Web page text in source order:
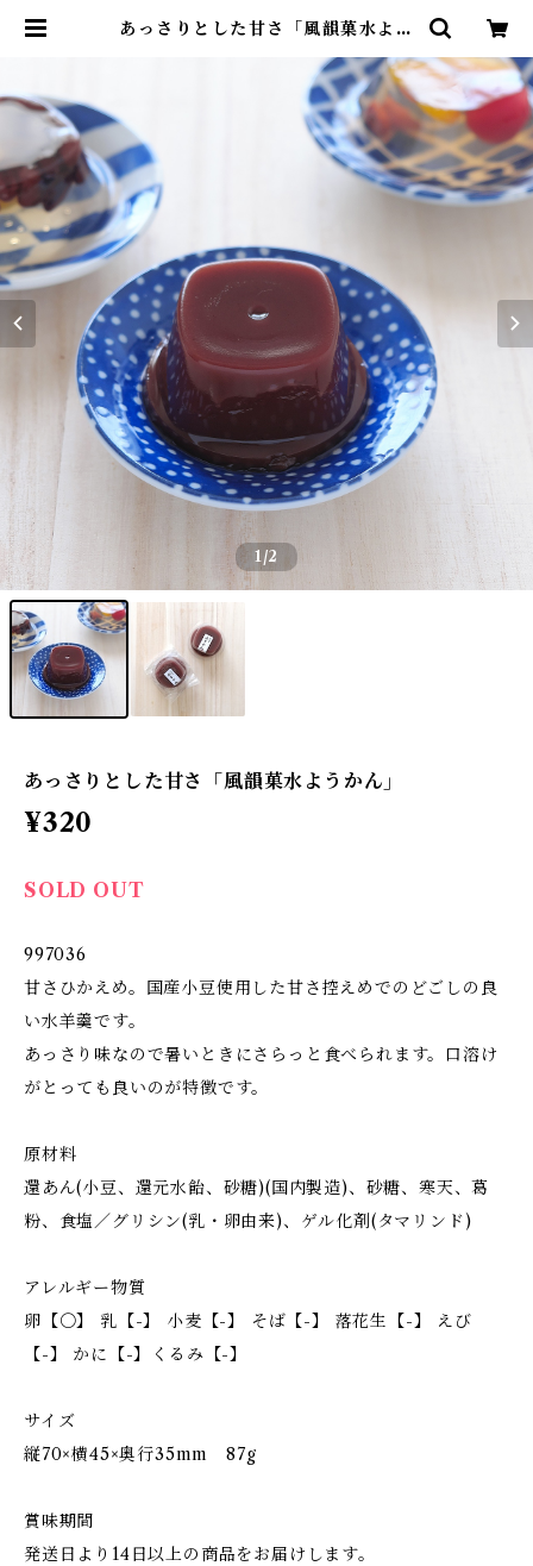
あっさりとした甘さ「風韻菓水よう
1/2
あっさりとした甘さ「風韻菓水ようかん」
¥320
SOLD OUT
997036
甘さひかえめ。国産小豆使用した甘さ控えめでのどごしの良
い水羊羹です。
あっさり味なので暑いときにさらっと食べられます。口溶け
がとっても良いのが特徴です。
原材料
還あん(小豆、還元水飴、砂糖)(国内製造)、砂糖、寒天、葛
粉、食塩／グリシン(乳・卵由来)、ゲル化剤(タマリンド)
アレルギー物質
卵【〇】 乳【-】 小麦【-】 そば【-】 落花生【-】 えび
【-】 かに【-】くるみ【-】
サイズ
縦70×横45×奥行35mm 87g
賞味期間
発送日より14日以上の商品をお届けします。